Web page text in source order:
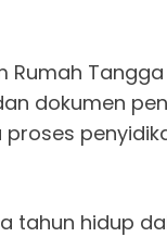
dokumen
tahun hidup